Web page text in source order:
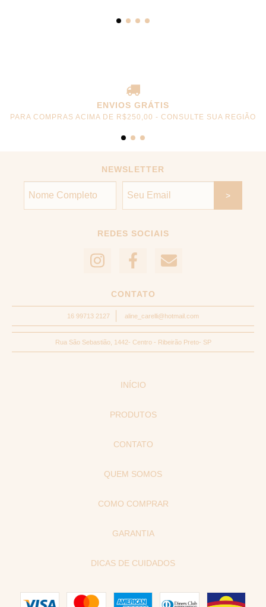
ENVIOS GRÁTIS
PARA COMPRAS ACIMA DE R$250,00 - CONSULTE SUA REGIÃO
NEWSLETTER
REDES SOCIAIS
CONTATO
16 99713 2127 aline_carelli@hotmail.com
Rua São Sebastião, 1442- Centro - Ribeirão Preto- SP
INÍCIO
PRODUTOS
CONTATO
QUEM SOMOS
COMO COMPRAR
GARANTIA
DICAS DE CUIDADOS